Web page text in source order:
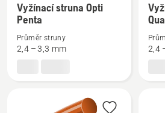
více
informací
Vyžínací
Vyžínací struna Opti
Penta
Průměr struny
2,4 – 3,3 mm
více
2,4